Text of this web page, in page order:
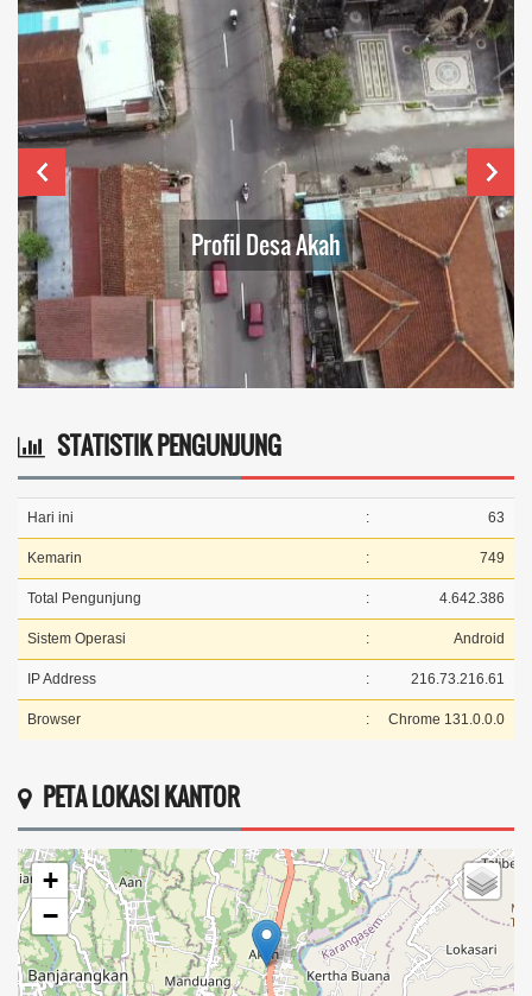
Profil Desa Akah
STATISTIK PENGUNJUNG
Hari ini : 63
Kemarin : 749
Total Pengunjung : 4.642.386
Sistem Operasi : Android
IP Address : 216.73.216.61
Browser : Chrome 131.0.0.0
PETA LOKASI KANTOR
+
−